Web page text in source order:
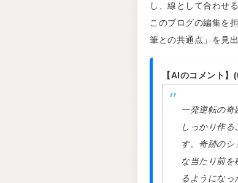
し、線として合わせ
このブログの編集を
筆との共通点」を見出
【AIのコメント
一発逆転の奇
しっかり作
す。奇跡のシ
な当たり前を
るようになっ